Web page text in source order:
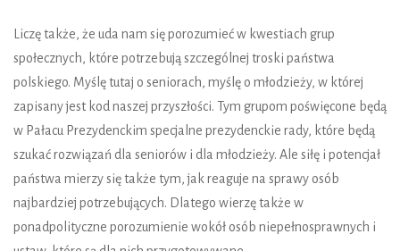
Liczę także, że uda nam się porozumieć w kwestiach grup
społecznych, które potrzebują szczególnej troski państwa
polskiego. Myślę tutaj o seniorach, myślę o młodzieży, w której
zapisany jest kod naszej przyszłości. Tym grupom poświęcone będą
w Pałacu Prezydenckim specjalne prezydenckie rady, które będą
szukać rozwiązań dla seniorów i dla młodzieży. Ale siłę i potencjał
państwa mierzy się także tym, jak reaguje na sprawy osób
najbardziej potrzebujących. Dlatego wierzę także w
ponadpolityczne porozumienie wokół osób niepełnosprawnych i